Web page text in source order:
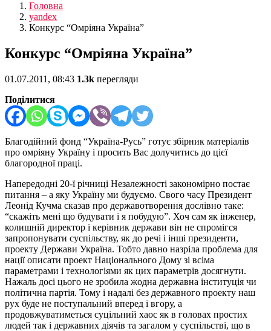
Головна
yandex
Конкурс “Омріяна Україна”
Конкурс “Омріяна Україна”
01.07.2011, 08:43 1.3k перегляди
Поділитися
Благодійний фонд “Україна-Русь” готує збірник матеріалів
про омріяну Україну і просить Вас долучитись до цієї
благородної праці.
Напередодні 20-ї річниці Незалежності закономірно постає
питання – а яку Україну ми будуємо. Свого часу Президент
Леонід Кучма сказав про державотворення дослівно таке:
“скажіть мені що будувати і я побудую”. Хоч сам як інженер,
колишній директор і керівник держави він не спромігся
запропонувати суспільству, як до речі і інші президенти,
проекту Держави Україна. Тобто давно назріла проблема для
нації описати проект Національного Дому зі всіма
параметрами і технологіями як цих параметрів досягнути.
Нажаль досі цього не зробила жодна державна інституція чи
політична партія. Тому і надалі без державного проекту наш
рух буде не поступальний вперед і вгору, а
продовжуватиметься суцільний хаос як в головах простих
людей так і державних діячів та загалом у суспільстві, що в